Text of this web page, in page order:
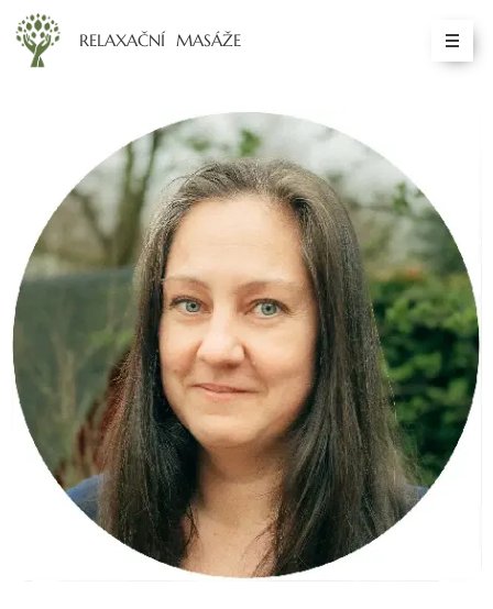
RELAXAČNÍ MASÁŽE